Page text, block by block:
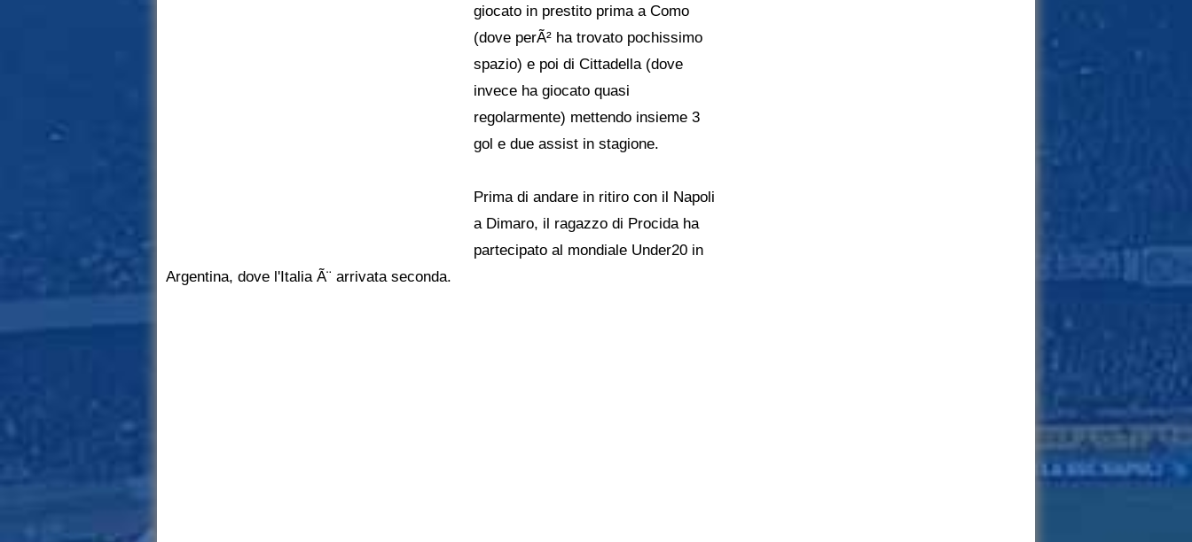
giocato in prestito prima a Como
(dove perÃ² ha trovato pochissimo
spazio) e poi di Cittadella (dove
invece ha giocato quasi
regolarmente) mettendo insieme 3
gol e due assist in stagione.
Prima di andare in ritiro con il Napoli
a Dimaro, il ragazzo di Procida ha
partecipato al mondiale Under20 in
Argentina, dove l'Italia Ã¨ arrivata seconda.